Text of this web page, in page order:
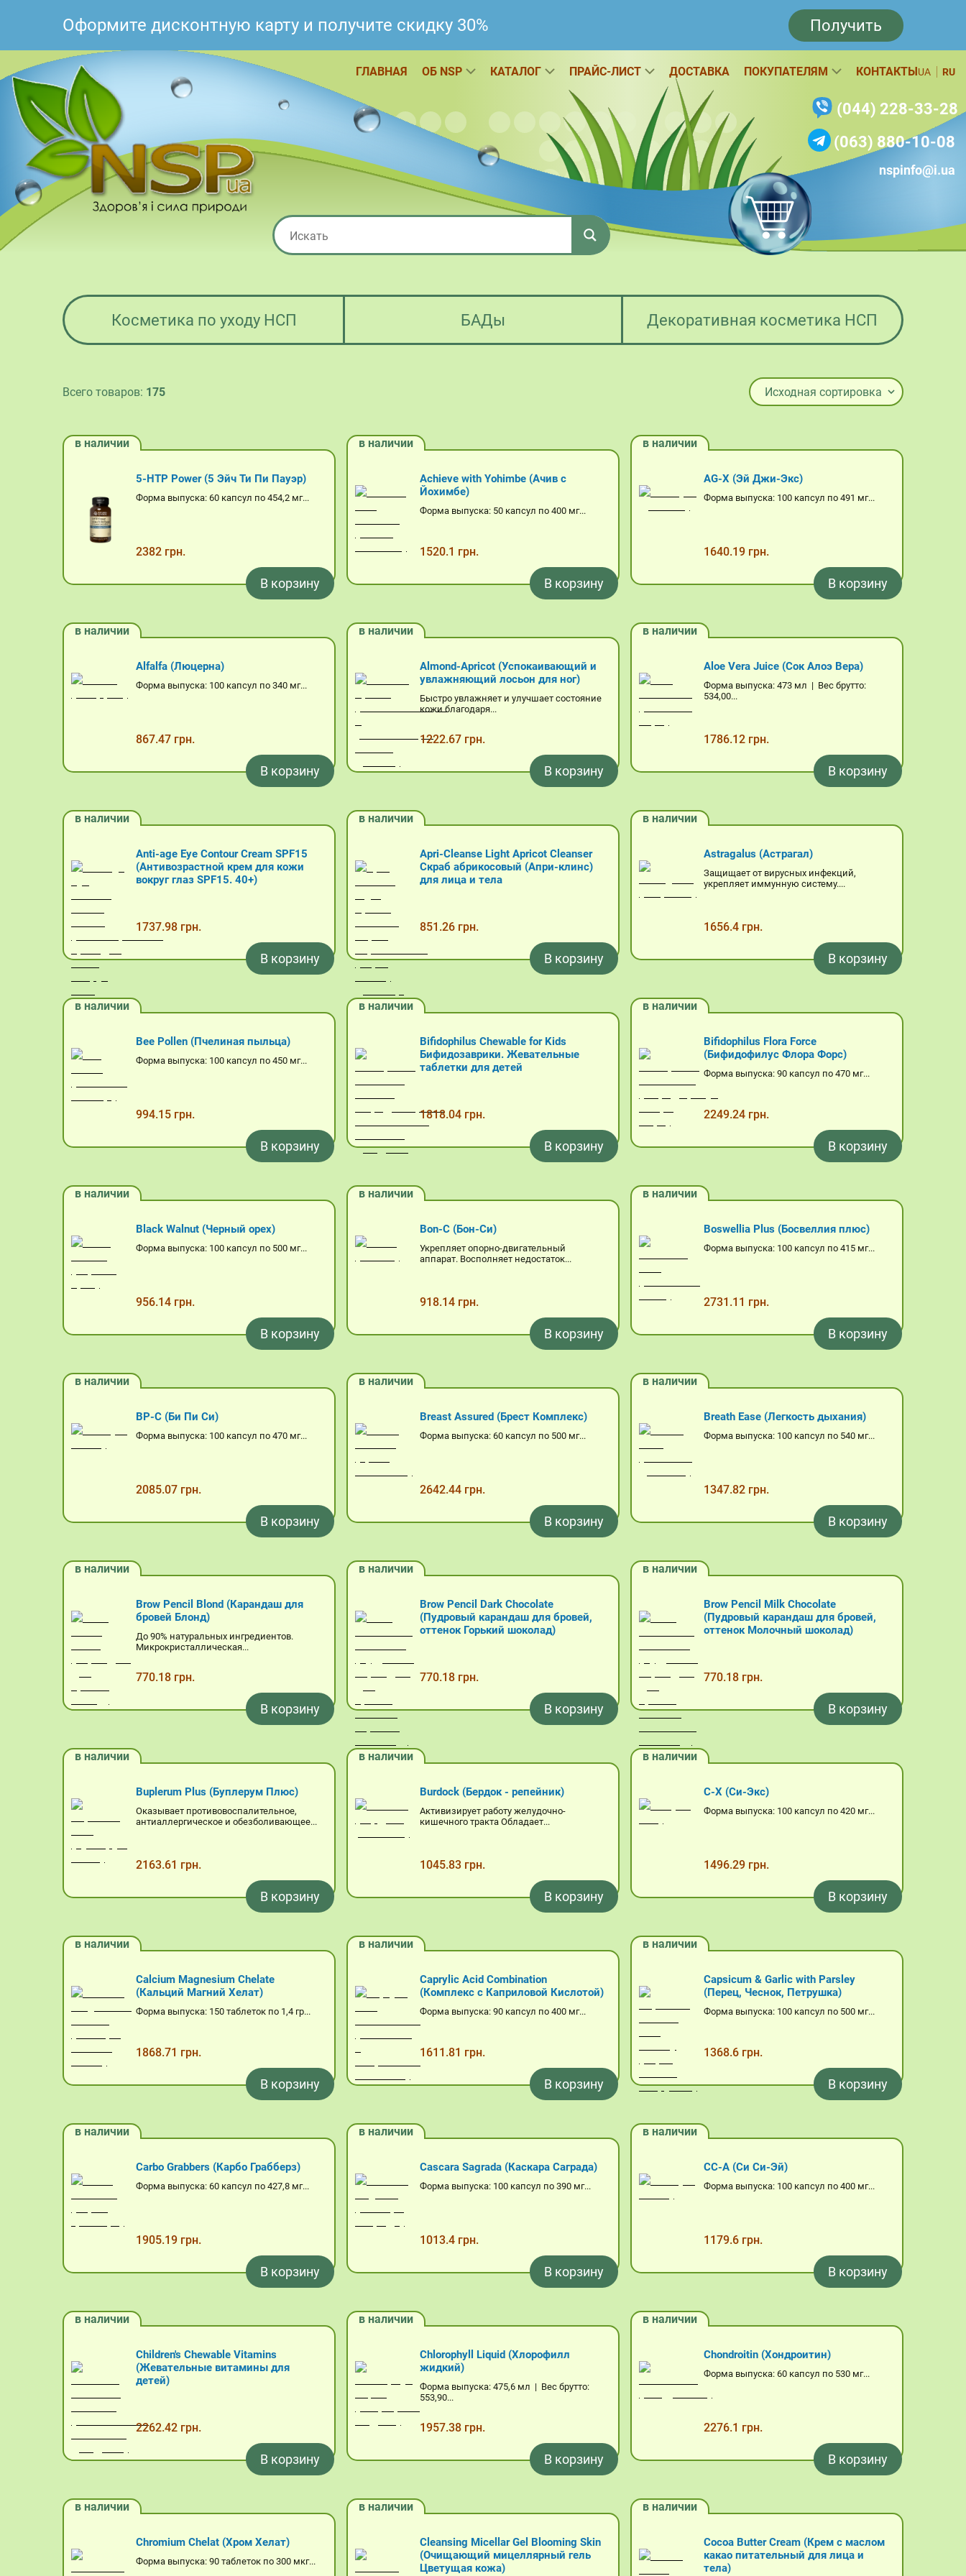
ГЛАВНАЯ ОБ NSP КАТАЛОГ ПРАЙС-ЛИСТ ДОСТАВКА ПОКУПАТЕЛЯМ КОНТАКТЫUA RU
(044) 228-33-28
(063) 880-10-08
nspinfo@i.ua
Оформите дисконтную карту и получите скидку 30% Получить
Косметика по уходу НСП БАДы Декоративная косметика НСП
Всего товаров: 175
в наличии
5-HTP Power (5 Эйч Ти Пи Пауэр)
Форма выпуска: 60 капсул по 454,2 мг...
2382 грн.
В корзину
в наличии
Achieve with Yohimbe (Ачив с
Йохимбе)
Форма выпуска: 50 капсул по 400 мг...
1520.1 грн.
В корзину
в наличии
AG-X (Эй Джи-Экс)
Форма выпуска: 100 капсул по 491 мг...
1640.19 грн.
В корзину
в наличии
Alfalfa (Люцерна)
Форма выпуска: 100 капсул по 340 мг...
867.47 грн.
В корзину
в наличии
Almond-Apricot (Успокаивающий и
увлажняющий лосьон для ног)
Быстро увлажняет и улучшает состояние
кожи благодаря...
1222.67 грн.
В корзину
в наличии
Aloe Vera Juice (Сок Алоэ Вера)
Форма выпуска: 473 мл | Вес брутто:
534,00...
1786.12 грн.
В корзину
в наличии
Anti-age Eye Contour Cream SPF15
(Антивозрастной крем для кожи
вокруг глаз SPF15. 40+)
1737.98 грн.
В корзину
в наличии
Apri-Cleanse Light Apricot Cleanser
Скраб абрикосовый (Апри-клинс)
для лица и тела
851.26 грн.
В корзину
в наличии
Astragalus (Астрагал)
Защищает от вирусных инфекций,
укрепляет иммунную систему....
1656.4 грн.
В корзину
в наличии
Bee Pollen (Пчелиная пыльца)
Форма выпуска: 100 капсул по 450 мг...
994.15 грн.
В корзину
в наличии
Bifidophilus Chewable for Kids
Бифидозаврики. Жевательные
таблетки для детей
1818.04 грн.
В корзину
в наличии
Bifidophilus Flora Force
(Бифидофилус Флора Форс)
Форма выпуска: 90 капсул по 470 мг...
2249.24 грн.
В корзину
в наличии
Black Walnut (Черный орех)
Форма выпуска: 100 капсул по 500 мг...
956.14 грн.
В корзину
в наличии
Bon-C (Бон-Си)
Укрепляет опорно-двигательный
аппарат. Восполняет недостаток...
918.14 грн.
В корзину
в наличии
Boswellia Plus (Босвеллия плюс)
Форма выпуска: 100 капсул по 415 мг...
2731.11 грн.
В корзину
в наличии
BP-C (Би Пи Си)
Форма выпуска: 100 капсул по 470 мг...
2085.07 грн.
В корзину
в наличии
Breast Assured (Брест Комплекс)
Форма выпуска: 60 капсул по 500 мг...
2642.44 грн.
В корзину
в наличии
Breath Ease (Легкость дыхания)
Форма выпуска: 100 капсул по 540 мг...
1347.82 грн.
В корзину
в наличии
Brow Pencil Blond (Карандаш для
бровей Блонд)
До 90% натуральных ингредиентов.
Микрокристаллическая...
770.18 грн.
В корзину
в наличии
Brow Pencil Dark Chocolate
(Пудровый карандаш для бровей,
оттенок Горький шоколад)
770.18 грн.
В корзину
в наличии
Brow Pencil Milk Chocolate
(Пудровый карандаш для бровей,
оттенок Молочный шоколад)
770.18 грн.
В корзину
в наличии
Buplerum Plus (Буплерум Плюс)
Оказывает противовоспалительное,
антиаллергическое и обезболивающее...
2163.61 грн.
В корзину
в наличии
Burdock (Бердок - репейник)
Активизирует работу желудочно-
кишечного тракта Обладает...
1045.83 грн.
В корзину
в наличии
C-X (Си-Экс)
Форма выпуска: 100 капсул по 420 мг...
1496.29 грн.
В корзину
в наличии
Calcium Magnesium Chelate
(Кальций Магний Хелат)
Форма выпуска: 150 таблеток по 1,4 гр...
1868.71 грн.
В корзину
в наличии
Caprylic Acid Combination
(Комплекс с Каприловой Кислотой)
Форма выпуска: 90 капсул по 400 мг...
1611.81 грн.
В корзину
в наличии
Capsicum & Garlic with Parsley
(Перец, Чеснок, Петрушка)
Форма выпуска: 100 капсул по 500 мг...
1368.6 грн.
В корзину
в наличии
Carbo Grabbers (Карбо Грабберз)
Форма выпуска: 60 капсул по 427,8 мг...
1905.19 грн.
В корзину
в наличии
Casсara Sagrada (Каскара Саграда)
Форма выпуска: 100 капсул по 390 мг...
1013.4 грн.
В корзину
в наличии
CC-A (Си Си-Эй)
Форма выпуска: 100 капсул по 400 мг...
1179.6 грн.
В корзину
в наличии
Children's Chewable Vitamins
(Жевательные витамины для
детей)
2262.42 грн.
В корзину
в наличии
Chlorophyll Liquid (Хлорофилл
жидкий)
Форма выпуска: 475,6 мл | Вес брутто:
553,90...
1957.38 грн.
В корзину
в наличии
Chondroitin (Хондроитин)
Форма выпуска: 60 капсул по 530 мг...
2276.1 грн.
В корзину
в наличии
Chromium Chelat (Хром Хелат)
Форма выпуска: 90 таблеток по 300 мкг...
в наличии
Cleansing Micellar Gel Blooming Skin
(Очищающий мицеллярный гель
Цветущая кожа)
в наличии
Cocoa Butter Cream (Крем с маслом
какао питательный для лица и
тела)
Корзина пуста.